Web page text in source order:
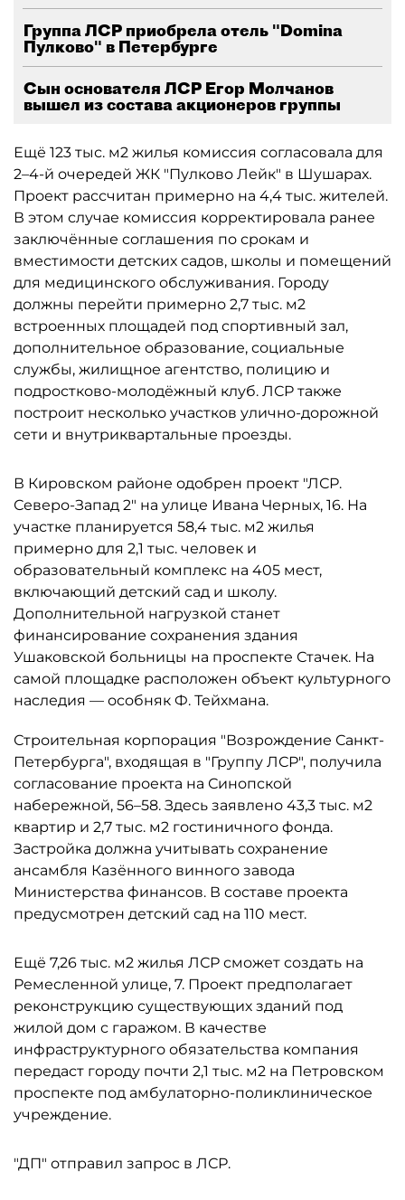
Группа ЛСР приобрела отель "Domina
Пулково" в Петербурге
Сын основателя ЛСР Егор Молчанов
вышел из состава акционеров группы
Ещё 123 тыс. м2 жилья комиссия согласовала для
2–4-й очередей ЖК "Пулково Лейк" в Шушарах.
Проект рассчитан примерно на 4,4 тыс. жителей.
В этом случае комиссия корректировала ранее
заключённые соглашения по срокам и
вместимости детских садов, школы и помещений
для медицинского обслуживания. Городу
должны перейти примерно 2,7 тыс. м2
встроенных площадей под спортивный зал,
дополнительное образование, социальные
службы, жилищное агентство, полицию и
подростково-молодёжный клуб. ЛСР также
построит несколько участков улично-дорожной
сети и внутриквартальные проезды.
В Кировском районе одобрен проект "ЛСР.
Северо-Запад 2" на улице Ивана Черных, 16. На
участке планируется 58,4 тыс. м2 жилья
примерно для 2,1 тыс. человек и
образовательный комплекс на 405 мест,
включающий детский сад и школу.
Дополнительной нагрузкой станет
финансирование сохранения здания
Ушаковской больницы на проспекте Стачек. На
самой площадке расположен объект культурного
наследия — особняк Ф. Тейхмана.
Строительная корпорация "Возрождение Санкт-
Петербурга", входящая в "Группу ЛСР", получила
согласование проекта на Синопской
набережной, 56–58. Здесь заявлено 43,3 тыс. м2
квартир и 2,7 тыс. м2 гостиничного фонда.
Застройка должна учитывать сохранение
ансамбля Казённого винного завода
Министерства финансов. В составе проекта
предусмотрен детский сад на 110 мест.
Ещё 7,26 тыс. м2 жилья ЛСР сможет создать на
Ремесленной улице, 7. Проект предполагает
реконструкцию существующих зданий под
жилой дом с гаражом. В качестве
инфраструктурного обязательства компания
передаст городу почти 2,1 тыс. м2 на Петровском
проспекте под амбулаторно-поликлиническое
учреждение.
"ДП" отправил запрос в ЛСР.